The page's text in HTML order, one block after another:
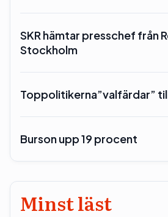
SKR hämtar presschef från
Stockholm
Toppolitikerna”valfärdar”
Burson upp 19 procent
Minst läst